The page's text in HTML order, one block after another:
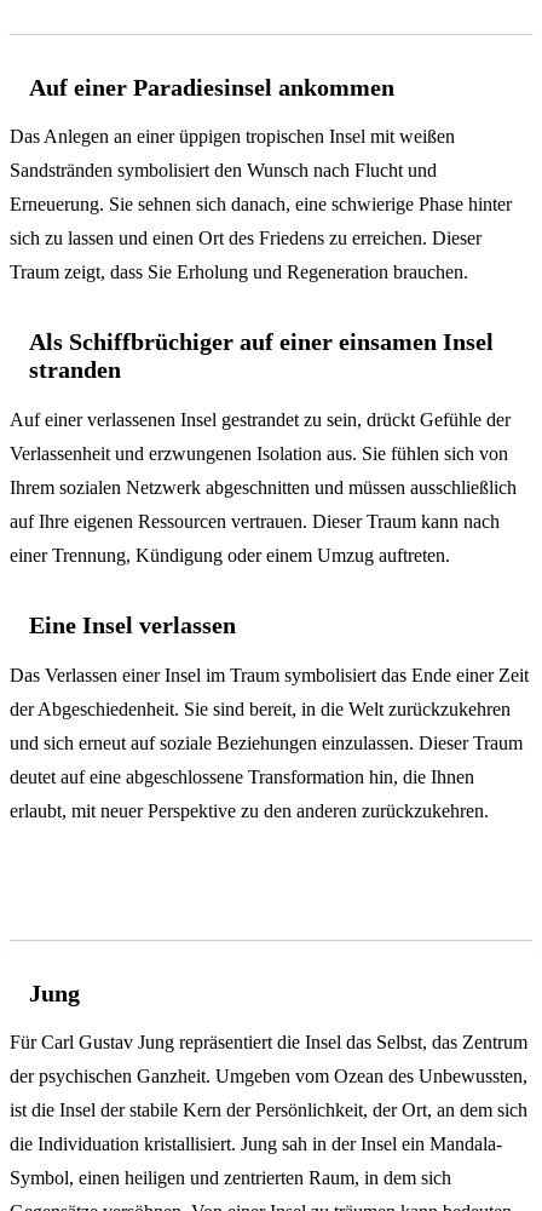
Auf einer Paradiesinsel ankommen
Das Anlegen an einer üppigen tropischen Insel mit weißen
Sandstränden symbolisiert den Wunsch nach Flucht und
Erneuerung. Sie sehnen sich danach, eine schwierige Phase hinter
sich zu lassen und einen Ort des Friedens zu erreichen. Dieser
Traum zeigt, dass Sie Erholung und Regeneration brauchen.
Als Schiffbrüchiger auf einer einsamen Insel
stranden
Auf einer verlassenen Insel gestrandet zu sein, drückt Gefühle der
Verlassenheit und erzwungenen Isolation aus. Sie fühlen sich von
Ihrem sozialen Netzwerk abgeschnitten und müssen ausschließlich
auf Ihre eigenen Ressourcen vertrauen. Dieser Traum kann nach
einer Trennung, Kündigung oder einem Umzug auftreten.
Eine Insel verlassen
Das Verlassen einer Insel im Traum symbolisiert das Ende einer Zeit
der Abgeschiedenheit. Sie sind bereit, in die Welt zurückzukehren
und sich erneut auf soziale Beziehungen einzulassen. Dieser Traum
deutet auf eine abgeschlossene Transformation hin, die Ihnen
erlaubt, mit neuer Perspektive zu den anderen zurückzukehren.
Jung
Für Carl Gustav Jung repräsentiert die Insel das Selbst, das Zentrum
der psychischen Ganzheit. Umgeben vom Ozean des Unbewussten,
ist die Insel der stabile Kern der Persönlichkeit, der Ort, an dem sich
die Individuation kristallisiert. Jung sah in der Insel ein Mandala-
Symbol, einen heiligen und zentrierten Raum, in dem sich